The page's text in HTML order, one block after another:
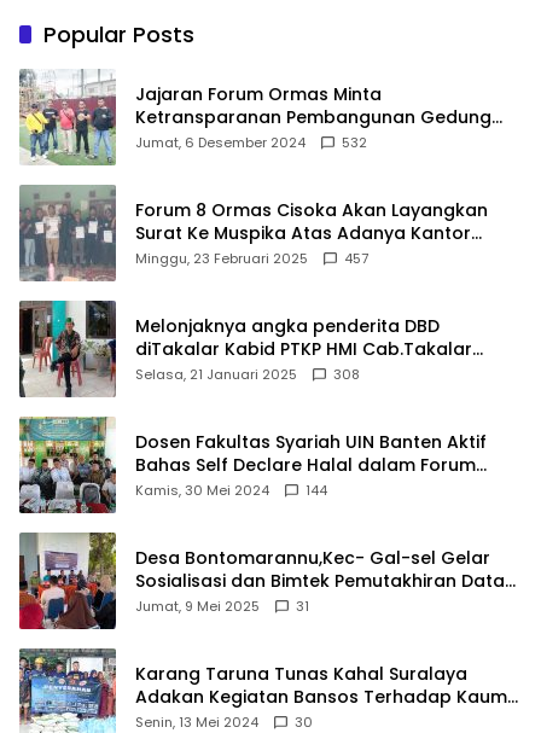
Wabup Takalar: Apresiasi
Bahwa Sejarah Adalah
Warisan yang Tak Ternilai”.
Popular Posts
Jajaran Forum Ormas Minta
Ketransparanan Pembangunan Gedung
Damkar Di Kecamatan Cisoka
Jumat, 6 Desember 2024 532
Forum 8 Ormas Cisoka Akan Layangkan
Surat Ke Muspika Atas Adanya Kantor
Matel di Cisoka
Minggu, 23 Februari 2025 457
Melonjaknya angka penderita DBD
diTakalar Kabid PTKP HMI Cab.Takalar
angkat bicara
Selasa, 21 Januari 2025 308
Dosen Fakultas Syariah UIN Banten Aktif
Bahas Self Declare Halal dalam Forum
Ijtima Ulama MUI
Kamis, 30 Mei 2024 144
Desa Bontomarannu,Kec- Gal-sel Gelar
Sosialisasi dan Bimtek Pemutakhiran Data
ID
Jumat, 9 Mei 2025 31
Karang Taruna Tunas Kahal Suralaya
Adakan Kegiatan Bansos Terhadap Kaum
Dhuafa dan Anak Yatim-Piatu
Senin, 13 Mei 2024 30